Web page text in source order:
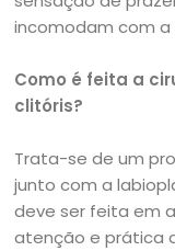
incomodam com
Como é feita a
clitóris?
Trata-se de um
junto com a
deve ser feita em
atenção e prática